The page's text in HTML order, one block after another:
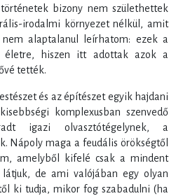
bizony nem születhettek
irodalmi környezet nélkül, amit
alaptalanul leírhatom: ezek a
életre, hiszen itt adottak azok a
tették.
és az építészet egyik hajdani
komplexusban szenvedő
igazi olvasztótégelynek, a
Nápoly maga a feudális örökségtől
amelyből kifelé csak a mindent
de ami valójában egy olyan
ki tudja, mikor fog szabadulni (ha